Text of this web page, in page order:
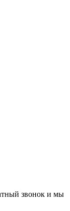
звонок и мы